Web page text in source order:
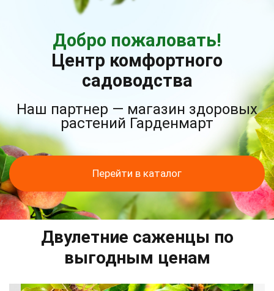
Добро пожаловать!
Центр комфортного
садоводства
Наш партнер — магазин здоровых
растений Гарденмарт
Перейти в каталог
Двулетние саженцы по
выгодным ценам